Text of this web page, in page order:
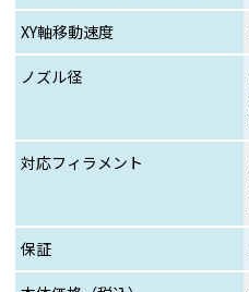
XY軸移動速度
ノズル径
対応フィラメント
保証